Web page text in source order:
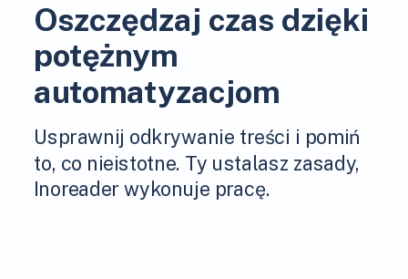
Oszczędzaj czas dzięki
potężnym
automatyzacjom
Usprawnij odkrywanie treści i pomiń
to, co nieistotne. Ty ustalasz zasady,
Inoreader wykonuje pracę.